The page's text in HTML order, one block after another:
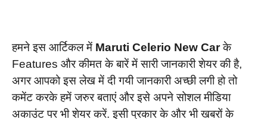
हमने इस आर्टिकल में Maruti Celerio New Car के
Features और कीमत के बारें में सारी जानकारी शेयर की है,
अगर आपको इस लेख में दी गयी जानकारी अच्छी लगी हो तो
कमेंट करके हमें जरुर बताएं और इसे अपने सोशल मीडिया
अकाउंट पर भी शेयर करें. इसी प्रकार के और भी खबरों के